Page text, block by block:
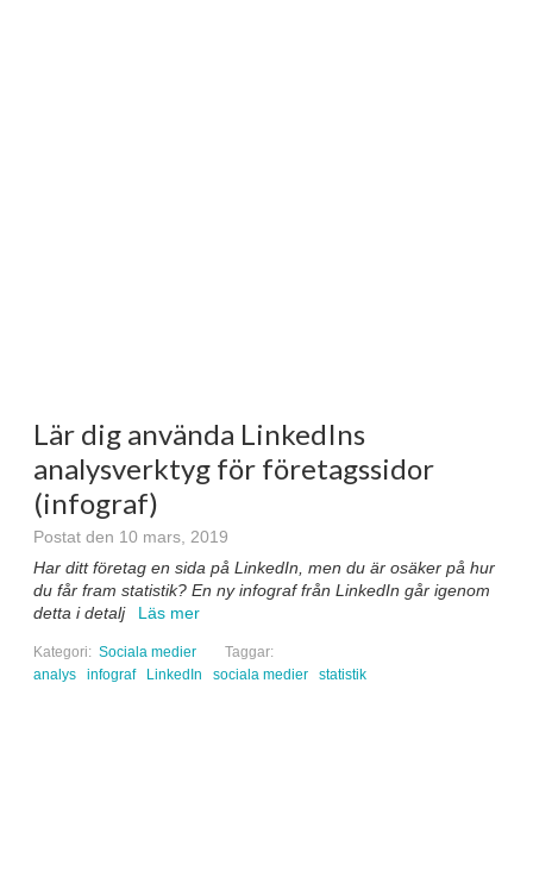
Lär dig använda LinkedIns
analysverktyg för företagssidor
(infograf)
Postat den 10 mars, 2019
Har ditt företag en sida på LinkedIn, men du är osäker på hur
du får fram statistik? En ny infograf från LinkedIn går igenom
detta i detalj
Läs mer
Kategori: Sociala medier
Taggar:
analys
infograf LinkedIn sociala medier statistik